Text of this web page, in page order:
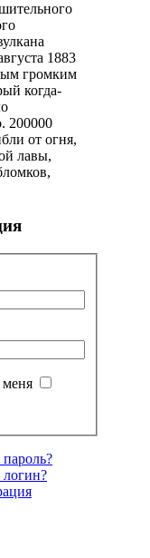
1883
громким
когда-
200000
от огня,
лавы,